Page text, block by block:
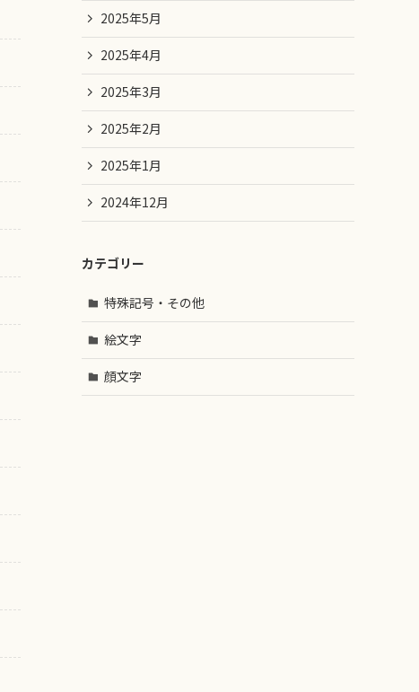
2025年5月
2025年4月
2025年3月
2025年2月
2025年1月
2024年12月
カテゴリー
特殊記号・その他
絵文字
顔文字